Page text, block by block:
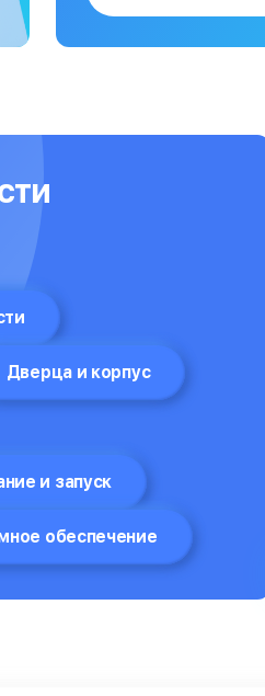
Дверца и корпус
и запуск
обеспечение